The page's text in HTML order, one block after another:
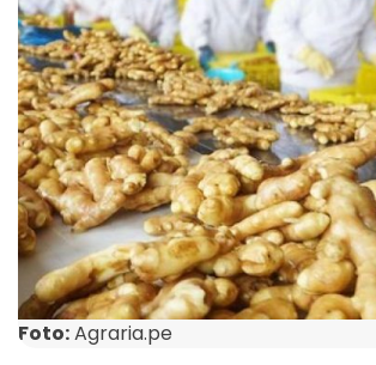
Foto:Agraria.pe